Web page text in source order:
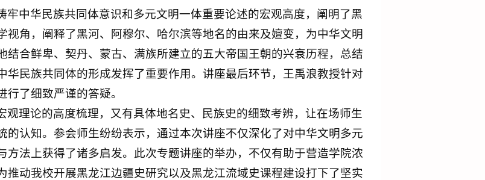
牢中华民族共同体意识和多元文明一体重要论述的宏观高度，阐明了黑
视角，阐释了黑河、阿穆尔、哈尔滨等地名的由来及嬗变，为中华文明
结合鲜卑、契丹、蒙古、满族所建立的五大帝国王朝的兴衰历程，总结
华民族共同体的形成发挥了重要作用。讲座最后环节，王禹浪教授针对
了细致严谨的答疑。
观理论的高度梳理，又有具体地名史、民族史的细致考辨，让在场师生
的认知。参会师生纷纷表示，通过本次讲座不仅深化了对中华文明多元
方法上获得了诸多启发。此次专题讲座的举办，不仅有助于营造学院浓
推动我校开展黑龙江边疆史研究以及黑龙江流域史课程建设打下了坚实